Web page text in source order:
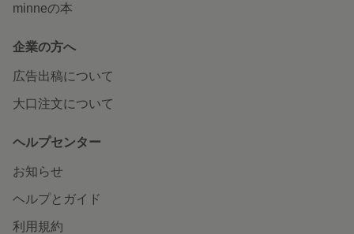
minneの本
企業の方へ
広告出稿について
大口注文について
ヘルプセンター
お知らせ
ヘルプとガイド
利用規約